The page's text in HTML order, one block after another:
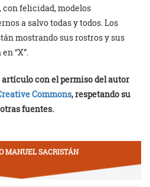
con felicidad, modelos
a salvo todas y todos. Los
mostrando sus rostros y sus
“X”.
con el permiso del autor
Commons, respetando su
fuentes.
MANUEL SACRISTÁN